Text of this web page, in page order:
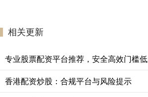
相关更新
专业股票配资平台推荐，安全高效门槛低
香港配资炒股：合规平台与风险提示